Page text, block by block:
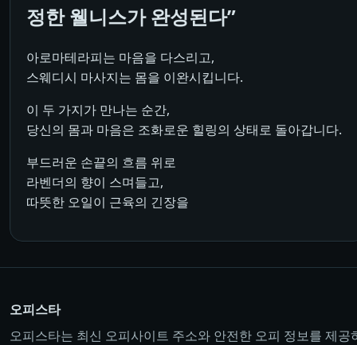
정한 웰니스가 완성된다”
아로마테라피는 마음을 다스리고,
스웨디시 마사지는 몸을 이완시킵니다.
이 두 가지가 만나는 순간,
당신의 몸과 마음은 조화로운 힐링의 상태로 돌아갑니다.
부드러운 손끝의 흐름 위로
라벤더의 향이 스며들고,
따뜻한 오일이 근육의 긴장을
오피스타
오피스타는 최신 오피사이트 주소와 안전한 오피 정보를 제공